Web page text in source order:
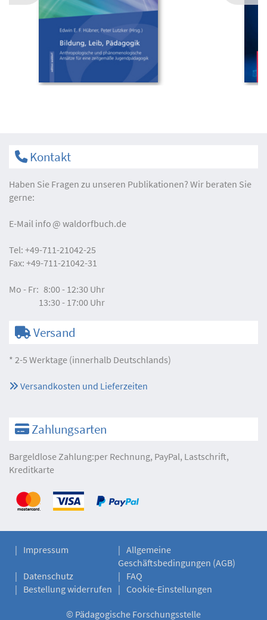
Kontakt
Haben Sie Fragen zu unseren Publikationen? Wir beraten Sie
gerne:
E-Mail info waldorfbuch.de
Tel: +49-711-21042-25
Fax: +49-711-21042-31
Mo - Fr: 8:00 - 12:30 Uhr
13:30 - 17:00 Uhr
Versand
* 2-5 Werktage (innerhalb Deutschlands)
Versandkosten und Lieferzeiten
Zahlungsarten
Bargeldlose Zahlung:per Rechnung, PayPal, Lastschrift,
Kreditkarte
Impressum
Allgemeine
Geschäftsbedingungen (AGB)
Datenschutz
FAQ
Bestellung widerrufen
Cookie-Einstellungen
© Pädagogische Forschungsstelle